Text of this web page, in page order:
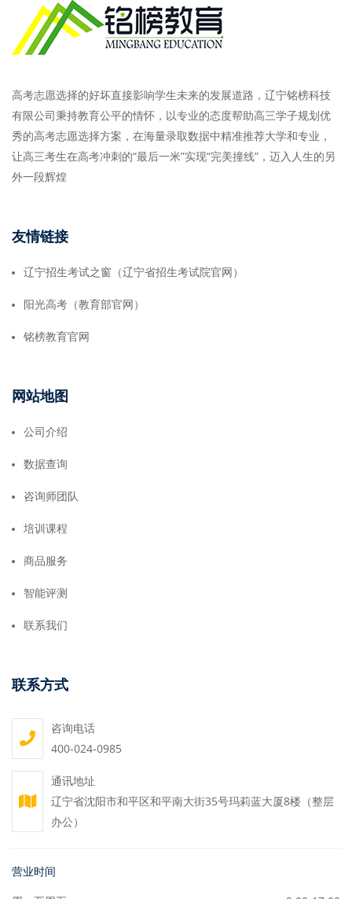
高考志愿选择的好坏直接影响学生未来的发展道路，辽宁铭榜科技
有限公司秉持教育公平的情怀，以专业的态度帮助高三学子规划优
秀的高考志愿选择方案，在海量录取数据中精准推荐大学和专业，
让高三考生在高考冲刺的“最后一米”实现“完美撞线”，迈入人生的另
外一段辉煌
友情链接
辽宁招生考试之窗（辽宁省招生考试院官网）
阳光高考（教育部官网）
铭榜教育官网
网站地图
公司介绍
数据查询
咨询师团队
培训课程
商品服务
智能评测
联系我们
联系方式
咨询电话
400-024-0985
通讯地址
辽宁省沈阳市和平区和平南大街35号玛莉蓝大厦8楼（整层
办公）
营业时间